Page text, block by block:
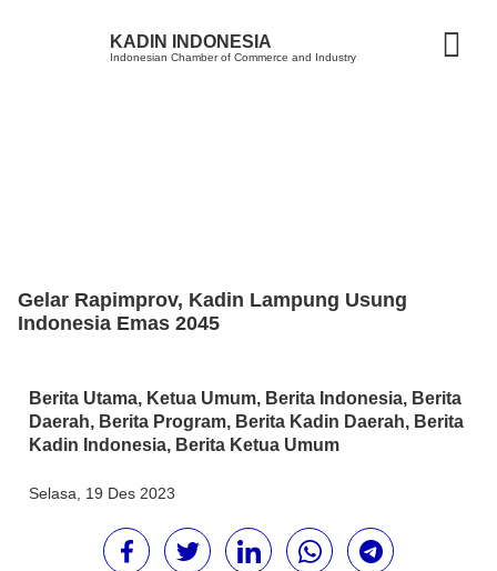
KADIN INDONESIA
Indonesian Chamber of Commerce and Industry
Gelar Rapimprov, Kadin Lampung Usung
Indonesia Emas 2045
Berita Utama, Ketua Umum, Berita Indonesia, Berita
Daerah, Berita Program, Berita Kadin Daerah, Berita
Kadin Indonesia, Berita Ketua Umum
Selasa, 19 Des 2023